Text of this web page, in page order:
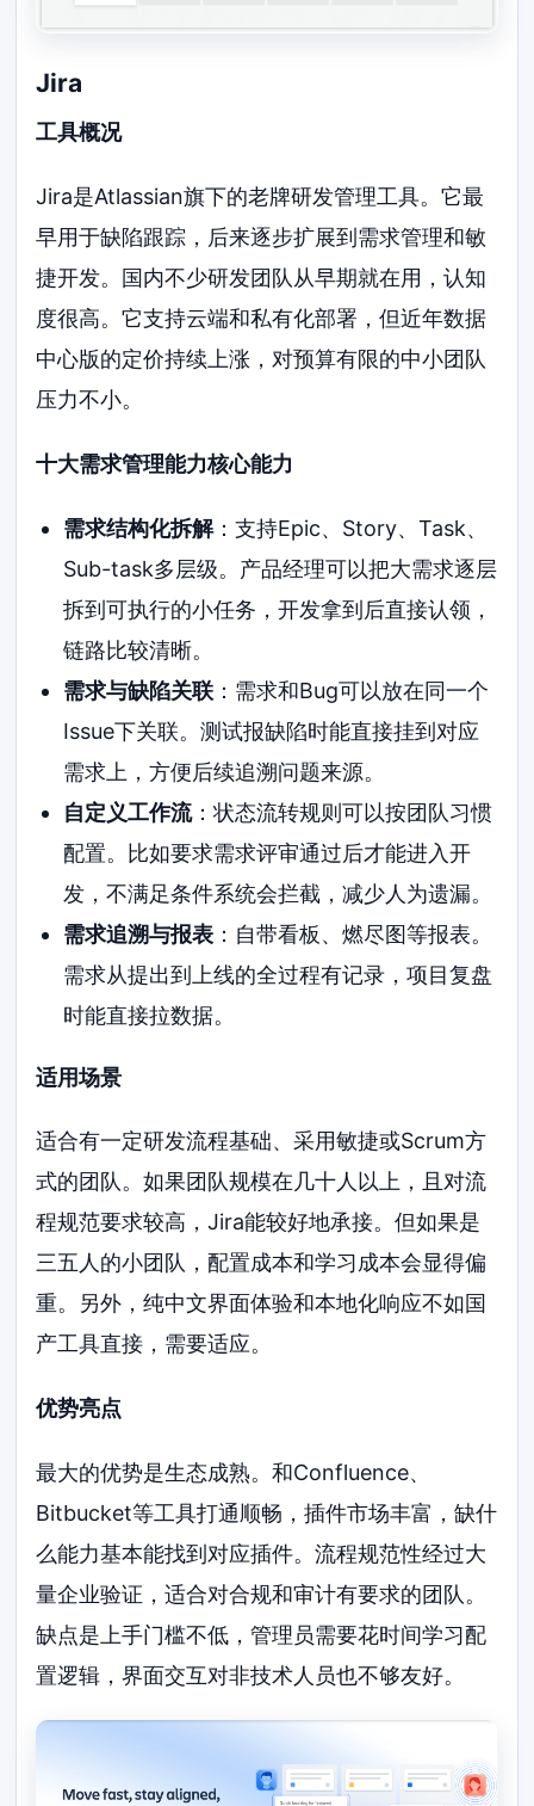
Jira
工具概况
Jira是Atlassian旗下的老牌研发管理工具。它最
早用于缺陷跟踪，后来逐步扩展到需求管理和敏
捷开发。国内不少研发团队从早期就在用，认知
度很高。它支持云端和私有化部署，但近年数据
中心版的定价持续上涨，对预算有限的中小团队
压力不小。
十大需求管理能力核心能力
需求结构化拆解：支持Epic、Story、Task、
Sub-task多层级。产品经理可以把大需求逐层
拆到可执行的小任务，开发拿到后直接认领，
链路比较清晰。
需求与缺陷关联：需求和Bug可以放在同一个
Issue下关联。测试报缺陷时能直接挂到对应
需求上，方便后续追溯问题来源。
自定义工作流：状态流转规则可以按团队习惯
配置。比如要求需求评审通过后才能进入开
发，不满足条件系统会拦截，减少人为遗漏。
需求追溯与报表：自带看板、燃尽图等报表。
需求从提出到上线的全过程有记录，项目复盘
时能直接拉数据。
适用场景
适合有一定研发流程基础、采用敏捷或Scrum方
式的团队。如果团队规模在几十人以上，且对流
程规范要求较高，Jira能较好地承接。但如果是
三五人的小团队，配置成本和学习成本会显得偏
重。另外，纯中文界面体验和本地化响应不如国
产工具直接，需要适应。
优势亮点
最大的优势是生态成熟。和Confluence、
Bitbucket等工具打通顺畅，插件市场丰富，缺什
么能力基本能找到对应插件。流程规范性经过大
量企业验证，适合对合规和审计有要求的团队。
缺点是上手门槛不低，管理员需要花时间学习配
置逻辑，界面交互对非技术人员也不够友好。